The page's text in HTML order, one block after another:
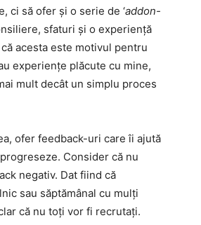
ci să ofer și o serie de ‘addon-
sfaturi și o experiență
acesta este motivul pentru
experiențe plăcute cu mine,
mult decât un simplu proces
ofer feedback-uri care îi ajută
Consider că nu
negativ. Dat fiind că
sau săptămânal cu mulți
că nu toți vor fi recrutați.